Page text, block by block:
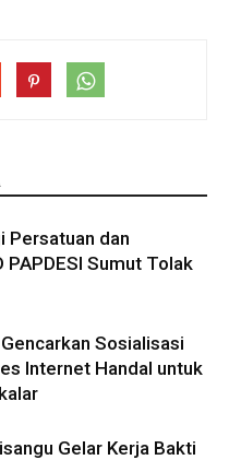
Persatuan dan
PAPDESI Sumut Tolak
Sosialisasi
Internet Handal untuk
Gelar Kerja Bakti